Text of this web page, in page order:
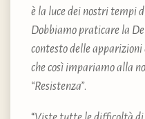
è la luce dei nostri tempi
Dobbiamo praticare la
contesto delle
che così impariamo alla
“Resistenza”.